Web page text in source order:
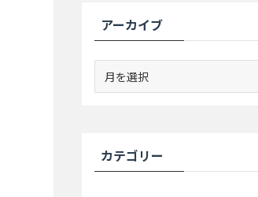
アーカイブ
カテゴリー